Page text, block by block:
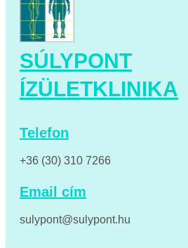
SÚLYPONT
ÍZÜLETKLINIKA
Telefon
+36 (30) 310 7266
Email cím
sulypont@sulypont.hu